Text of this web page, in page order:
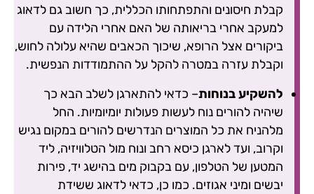
קבלת חיסונים והתפתחותו הכללית, כך חשוב גם לדאוג
למעקב אחרי בריאותה של האם אחרי הלידה עם
ביקורים אצל הרופא, שיכוך הכאבים שהיא עלולה לחוש,
וקבלת עזרה במטרה להקל על ההתמודדות הנפשית.
להשקיע בנוחות– כדאי להתארגן לשלב הבא כך
שיהיה להורים נוח לעשות פעולות יומיומיות. החל
מלהניח את כל המוצרים הנדרשים להורים במקום נגיש
וקרוב, ועד לארגן כיסא רחב ונוח מול הטלוויזיה, ליד
המטען של הטלפון, עם בקבוק מים בהישג יד, פירות
יבשים ומיני אגוזים. כמו כן, כדאי לדאוג ששידת